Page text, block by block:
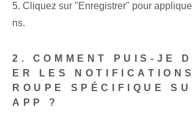
5. Cliquez sur "Enregistrer" pour
ns.
2. COMMENT PUIS-JE
ER LES
ROUPE SPÉCIFIQUE
APP ?